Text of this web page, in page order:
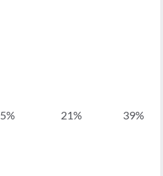
5% 21% 39%